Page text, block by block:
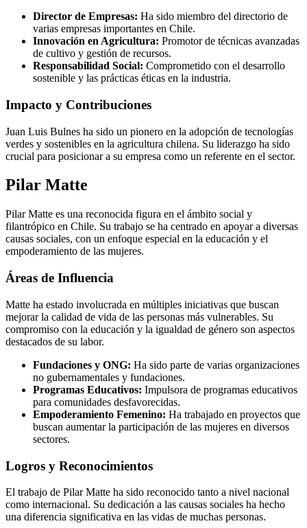
Director de Empresas: Ha sido miembro del directorio de
varias empresas importantes en Chile.
Innovación en Agricultura: Promotor de técnicas avanzadas
de cultivo y gestión de recursos.
Responsabilidad Social: Comprometido con el desarrollo
sostenible y las prácticas éticas en la industria.
Impacto y Contribuciones
Juan Luis Bulnes ha sido un pionero en la adopción de tecnologías
verdes y sostenibles en la agricultura chilena. Su liderazgo ha sido
crucial para posicionar a su empresa como un referente en el sector.
Pilar Matte
Pilar Matte es una reconocida figura en el ámbito social y
filantrópico en Chile. Su trabajo se ha centrado en apoyar a diversas
causas sociales, con un enfoque especial en la educación y el
empoderamiento de las mujeres.
Áreas de Influencia
Matte ha estado involucrada en múltiples iniciativas que buscan
mejorar la calidad de vida de las personas más vulnerables. Su
compromiso con la educación y la igualdad de género son aspectos
destacados de su labor.
Fundaciones y ONG: Ha sido parte de varias organizaciones
no gubernamentales y fundaciones.
Programas Educativos: Impulsora de programas educativos
para comunidades desfavorecidas.
Empoderamiento Femenino: Ha trabajado en proyectos que
buscan aumentar la participación de las mujeres en diversos
sectores.
Logros y Reconocimientos
El trabajo de Pilar Matte ha sido reconocido tanto a nivel nacional
como internacional. Su dedicación a las causas sociales ha hecho
una diferencia significativa en las vidas de muchas personas.